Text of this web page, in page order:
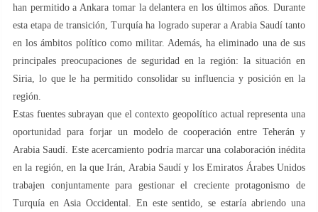
han permitido a Ankara tomar la delantera en los últimos años. Durante
esta etapa de transición, Turquía ha logrado superar a Arabia Saudí tanto
en los ámbitos político como militar. Además, ha eliminado una de sus
principales preocupaciones de seguridad en la región: la situación en
Siria, lo que le ha permitido consolidar su influencia y posición en la
región.
Estas fuentes subrayan que el contexto geopolítico actual representa una
oportunidad para forjar un modelo de cooperación entre Teherán y
Arabia Saudí. Este acercamiento podría marcar una colaboración inédita
en la región, en la que Irán, Arabia Saudí y los Emiratos Árabes Unidos
trabajen conjuntamente para gestionar el creciente protagonismo de
Turquía en Asia Occidental. En este sentido, se estaría abriendo una